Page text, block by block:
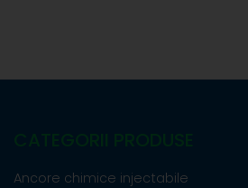
Ancore chimice injectabile